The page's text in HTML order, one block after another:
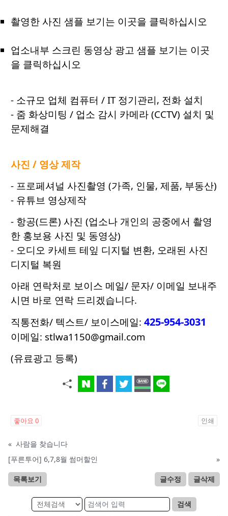
촬영한 사진 샘플 보기는 이곳을 클릭하십시오
업소내부 스크린 동영상 광고 샘플 보기는 이곳
을 클릭하십시오
- 소규모 업체 컴퓨터 / IT 정기관리, 전화 설치
- 줌 화상미팅 / 업소 감시 카메라 (CCTV) 설치 및
문제해결
사진 / 영상 제작
- 프로페셔널 사진촬영 (가족, 인물, 제품, 부동산)
- 유튜브 영상제작
- 항공(드론) 사진 (업소나 개인의 공중에서 촬영
한 홍보용 사진 및 동영상)
- 오디오 카세트 테잎 디지털 변환, 오래된 사진
디지털 복원
아래 연락처로 보이스 메일/ 문자/ 이메일 보내주
시면 바로 연락 드리겠습니다.
직통전화/ 텍스트/ 보이스메일: 425-954-3031
이메일: stlwa1150@gmail.com
(유료광고 등록)
좋아요 0 인쇄
« 사람을 찾습니다
[푸른투어] 6,7,8월 썸머할인
»
목록보기 글수정 글삭제
검색